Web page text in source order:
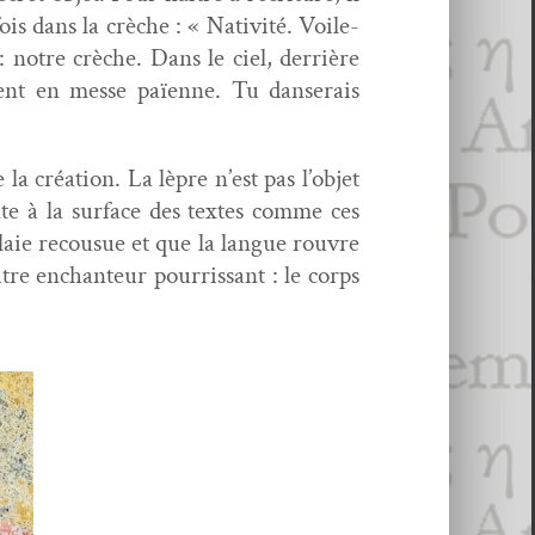
dans la crèche : « Nativ­ité. Voile-
notre crèche. Dans le ciel, der­rière
en messe païenne. Tu danserais
créa­tion. La lèpre n’est pas l’objet
la sur­face des textes comme ces
recousue et que la langue rou­vre
enchanteur pour­ris­sant : le corps